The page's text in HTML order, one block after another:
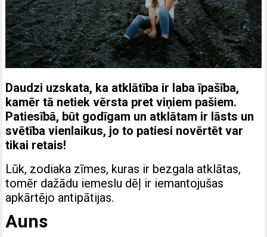
Daudzi uzskata, ka atklātība ir laba īpašība,
kamēr tā netiek vērsta pret viņiem pašiem.
Patiesībā, būt godīgam un atklātam ir lāsts un
svētība vienlaikus, jo to patiesi novērtēt var
tikai retais!
Lūk, zodiaka zīmes, kuras ir bezgala atklātas,
tomēr dažādu iemeslu dēļ ir iemantojušas
apkārtējo antipātijas.
Auns